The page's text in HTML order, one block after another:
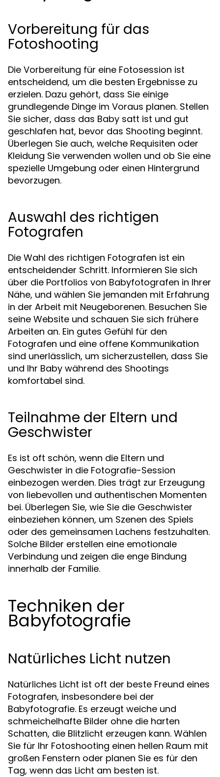
Vorbereitung für das
Fotoshooting
Die Vorbereitung für eine Fotosession ist
entscheidend, um die besten Ergebnisse zu
erzielen. Dazu gehört, dass Sie einige
grundlegende Dinge im Voraus planen. Stellen
Sie sicher, dass das Baby satt ist und gut
geschlafen hat, bevor das Shooting beginnt.
Überlegen Sie auch, welche Requisiten oder
Kleidung Sie verwenden wollen und ob Sie eine
spezielle Umgebung oder einen Hintergrund
bevorzugen.
Auswahl des richtigen
Fotografen
Die Wahl des richtigen Fotografen ist ein
entscheidender Schritt. Informieren Sie sich
über die Portfolios von Babyfotografen in Ihrer
Nähe, und wählen Sie jemanden mit Erfahrung
in der Arbeit mit Neugeborenen. Besuchen Sie
seine Website und schauen Sie sich frühere
Arbeiten an. Ein gutes Gefühl für den
Fotografen und eine offene Kommunikation
sind unerlässlich, um sicherzustellen, dass Sie
und Ihr Baby während des Shootings
komfortabel sind.
Teilnahme der Eltern und
Geschwister
Es ist oft schön, wenn die Eltern und
Geschwister in die Fotografie-Session
einbezogen werden. Dies trägt zur Erzeugung
von liebevollen und authentischen Momenten
bei. Überlegen Sie, wie Sie die Geschwister
einbeziehen können, um Szenen des Spiels
oder des gemeinsamen Lachens festzuhalten.
Solche Bilder erstellen eine emotionale
Verbindung und zeigen die enge Bindung
innerhalb der Familie.
Techniken der
Babyfotografie
Natürliches Licht nutzen
Natürliches Licht ist oft der beste Freund eines
Fotografen, insbesondere bei der
Babyfotografie. Es erzeugt weiche und
schmeichelhafte Bilder ohne die harten
Schatten, die Blitzlicht erzeugen kann. Wählen
Sie für Ihr Fotoshooting einen hellen Raum mit
großen Fenstern oder planen Sie es für den
Tag, wenn das Licht am besten ist.